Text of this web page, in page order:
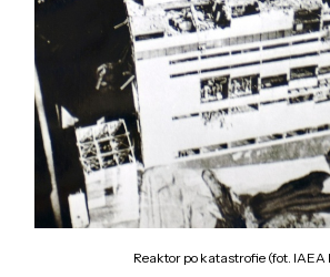
Reaktor po katastrofie (fot. IAEA